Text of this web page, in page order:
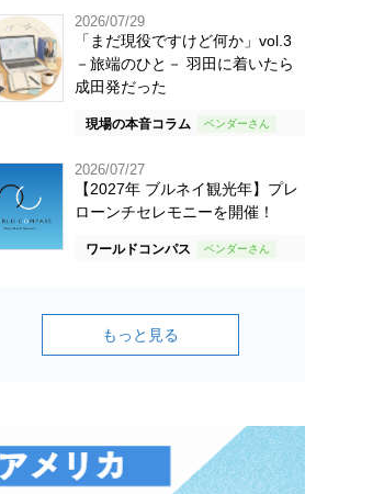
2026/07/29
「まだ現役ですけど何か」vol.3
－旅端のひと－ 羽田に着いたら
成田発だった
現場の本音コラム
2026/07/27
【2027年 ブルネイ観光年】プレ
ローンチセレモニーを開催！
ワールドコンパス
もっと見る